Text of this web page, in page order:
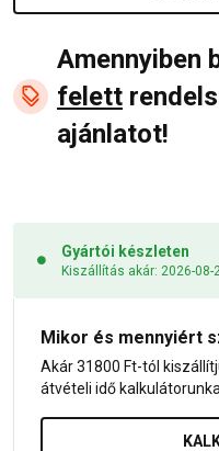
Amennyiben
felett
ajánlatot!
Gyártói készleten
Kiszállítás akár: 2026-08-
Mikor és mennyiért
Akár 31800 Ft-tól
átvételi idő